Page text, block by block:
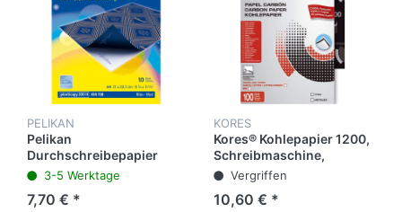
PELIKAN
Pelikan
Durchschreibepapier
plenticopy 200 H®,
Handbeschriftung, A4,
blau (10 Blatt)
3-5 Werktage
7,70 € *
KORES
Kores® Kohlepapier 1200,
Schreibmaschine,
Trägermaterial: Wachs,
A4, schwarz (100 Blatt)
Vergriffen
10,60 € *